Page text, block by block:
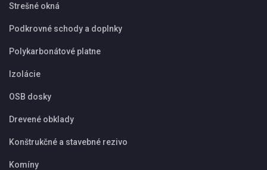
Strešné okná
Podkrovné schody a doplnky
Polykarbonátové platne
Izolácie
OSB dosky
Drevené obklady
Konštrukčné a stavebné rezivo
Komíny